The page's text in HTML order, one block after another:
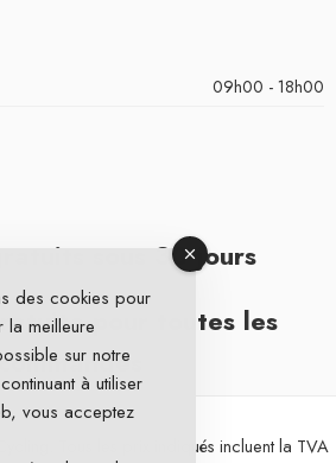
09h00 - 18h00
sous 30 jours
pour toutes les
Tous les prix indiqués incluent la TVA
des cookies pour
la meilleure
sur notre
à utiliser
vous acceptez